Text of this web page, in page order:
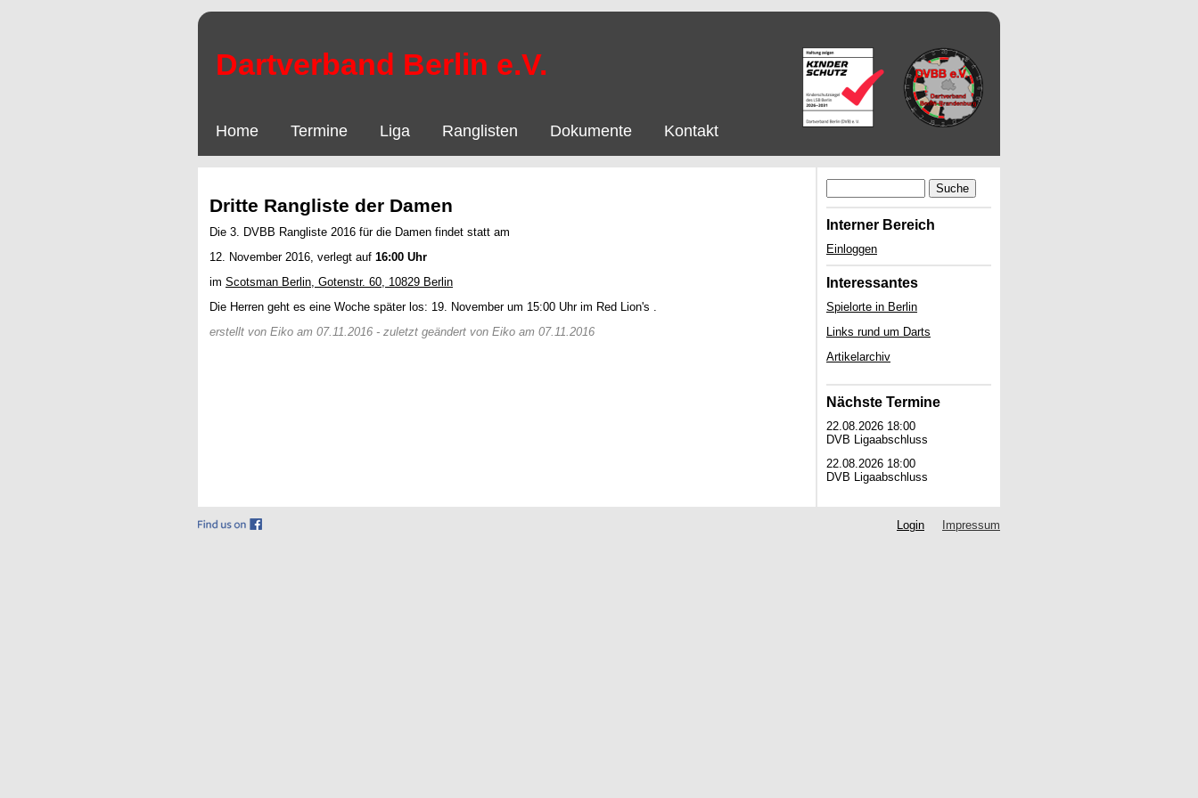
Dartverband Berlin e.V.
Home Termine Liga Ranglisten Dokumente Kontakt
Dritte Rangliste der Damen
Die 3. DVBB Rangliste 2016 für die Damen findet statt am
12. November 2016, verlegt auf 16:00 Uhr
im Scotsman Berlin, Gotenstr. 60, 10829 Berlin
Die Herren geht es eine Woche später los: 19. November um 15:00 Uhr im Red Lion's .
erstellt von Eiko am 07.11.2016 - zuletzt geändert von Eiko am 07.11.2016
Suche
Interner Bereich
Einloggen
Interessantes
Spielorte in Berlin
Links rund um Darts
Artikelarchiv
Nächste Termine
22.08.2026 18:00
DVB Ligaabschluss
22.08.2026 18:00
DVB Ligaabschluss
Login Impressum